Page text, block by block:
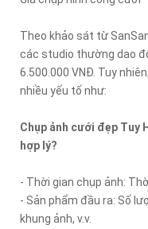
Theo khảo sát từ
các studio thường dao
6.500.000 VNĐ. Tuy
nhiều yếu tố như:
Chụp ảnh cưới đẹp Tuy
hợp lý?
- Thời gian chụp ảnh:
- Sản phẩm đầu ra: Số
khung ảnh, v.v.